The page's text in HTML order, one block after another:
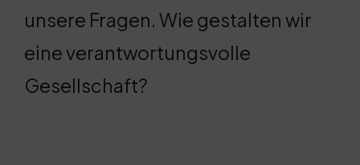
unsere Fragen. Wie gestalten wir
eine verantwortungsvolle
Gesellschaft?